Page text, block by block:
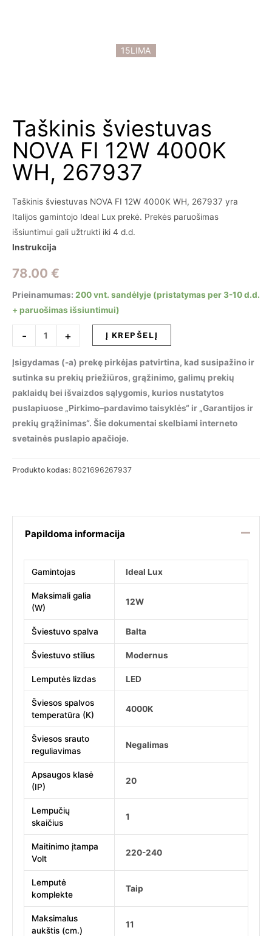
15LIMA
Taškinis šviestuvas
NOVA FI 12W 4000K
WH, 267937
Taškinis šviestuvas NOVA FI 12W 4000K WH, 267937 yra
Italijos gamintojo Ideal Lux prekė. Prekės paruošimas
išsiuntimui gali užtrukti iki 4 d.d.
Instrukcija
78.00 €
Prieinamumas: 200 vnt. sandėlyje (pristatymas per 3-10 d.d.
+ paruošimas išsiuntimui)
-
produkto
kiekis:
Taškinis
šviestuvas
NOVA
FI
12W
4000K
267937
+ Į KREPŠELĮ
Įsigydamas (-a) prekę pirkėjas patvirtina, kad susipažino ir
sutinka su prekių priežiūros, grąžinimo, galimų prekių
paklaidų bei išvaizdos sąlygomis, kurios nustatytos
puslapiuose „Pirkimo–pardavimo taisyklės“ ir „Garantijos ir
prekių grąžinimas“. Šie dokumentai skelbiami interneto
svetainės puslapio apačioje.
Produkto kodas: 8021696267937
Papildoma informacija
Gamintojas Ideal Lux
Maksimali galia
(W)
12W
Šviestuvo spalva Balta
Šviestuvo stilius Modernus
Lemputės lizdas LED
Šviesos spalvos
temperatūra (K)
4000K
Šviesos srauto
reguliavimas
Negalimas
Apsaugos klasė
(IP)
20
Lempučių
skaičius
1
Maitinimo įtampa
Volt
220-240
Lemputė
komplekte
Taip
Maksimalus
aukštis (cm.)
11